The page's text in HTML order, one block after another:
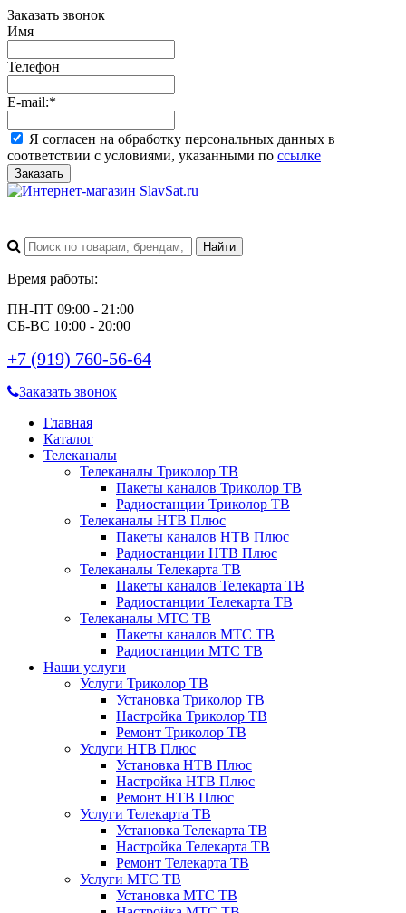
Заказать звонок
Имя
Телефон
E-mail:*
Я согласен на обработку персональных данных в
соответствии с условиями, указанными по ссылке
Заказать
Время работы:
ПН-ПТ 09:00 - 21:00
СБ-ВС 10:00 - 20:00
+7 (919) 760-56-64
Заказать звонок
Главная
Каталог
Телеканалы
Телеканалы Триколор ТВ
Пакеты каналов Триколор ТВ
Радиостанции Триколор ТВ
Телеканалы НТВ Плюс
Пакеты каналов НТВ Плюс
Радиостанции НТВ Плюс
Телеканалы Телекарта ТВ
Пакеты каналов Телекарта ТВ
Радиостанции Телекарта ТВ
Телеканалы МТС ТВ
Пакеты каналов МТС ТВ
Радиостанции МТС ТВ
Наши услуги
Услуги Триколор ТВ
Установка Триколор ТВ
Настройка Триколор ТВ
Ремонт Триколор ТВ
Услуги НТВ Плюс
Установка НТВ Плюс
Настройка НТВ Плюс
Ремонт НТВ Плюс
Услуги Телекарта ТВ
Установка Телекарта ТВ
Настройка Телекарта ТВ
Ремонт Телекарта ТВ
Услуги МТС ТВ
Установка МТС ТВ